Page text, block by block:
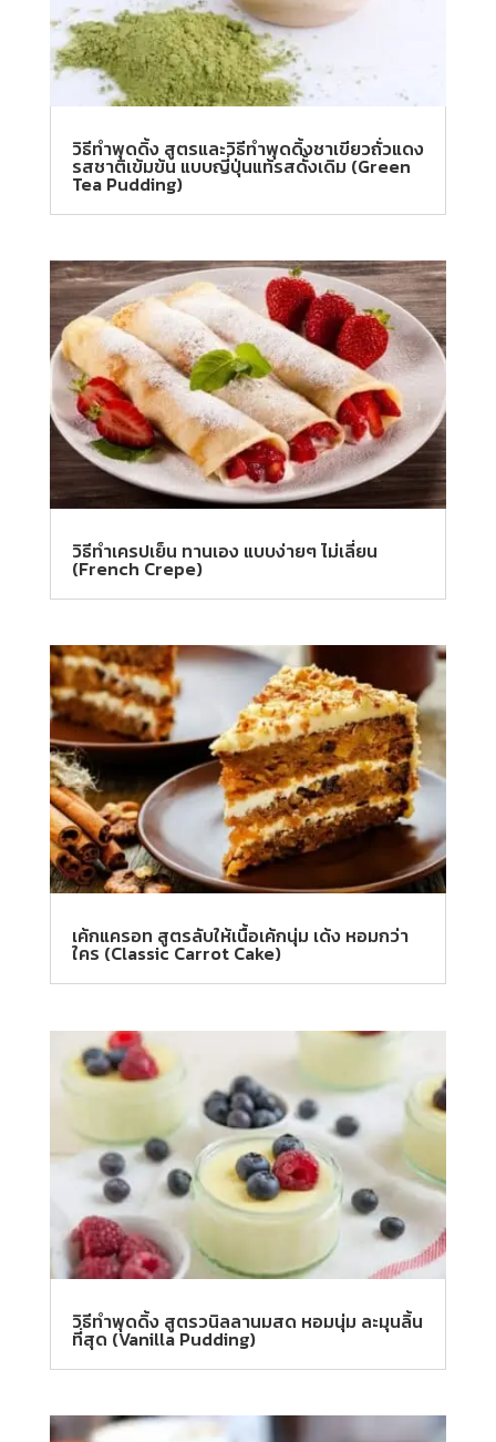
วิธีทำพุดดิ้ง สูตรและวิธีทำพุดดิ้งชาเขียวถั่วแดง
รสชาติเข้มข้น แบบญี่ปุ่นแท้รสดั้งเดิม (Green
Tea Pudding)
วิธีทําเครปเย็น ทานเอง แบบง่ายๆ ไม่เลี่ยน
(French Crepe)
เค้กแครอท สูตรลับให้เนื้อเค้กนุ่ม เด้ง หอมกว่า
ใคร (Classic Carrot Cake)
วิธีทําพุดดิ้ง สูตรวนิลลานมสด หอมนุ่ม ละมุนลิ้น
ที่สุด (Vanilla Pudding)